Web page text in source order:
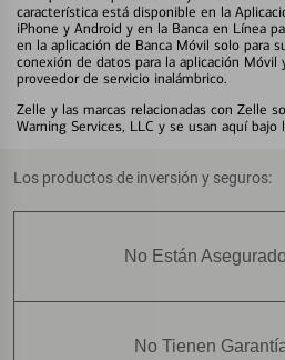
característica está disponible en la
iPhone y Android y en la Banca en Línea
en la aplicación de Banca Móvil solo para
conexión de datos para la aplicación Móvil
proveedor de servicio inalámbrico.
Zelle y las marcas relacionadas con Zelle
Warning Services, LLC y se usan aquí bajo
Los productos de inversión y seguros:
No Están
No Tienen